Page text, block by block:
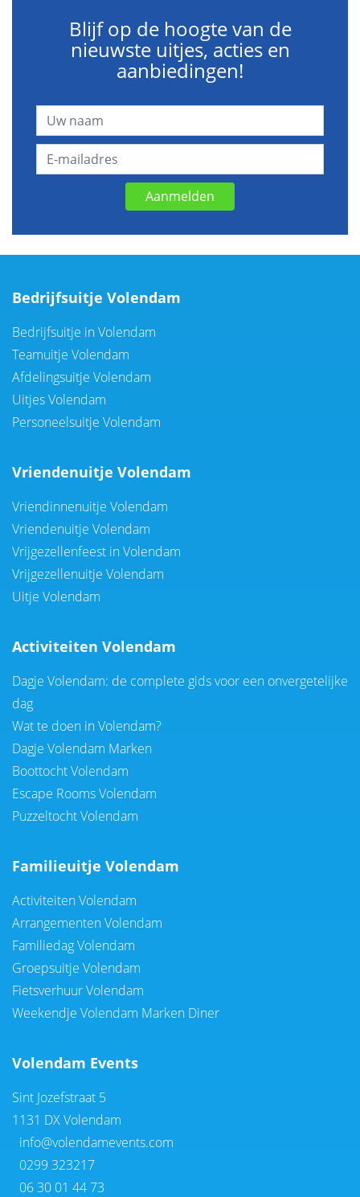
Blijf op de hoogte van de
nieuwste uitjes, acties en
aanbiedingen!
Aanmelden
Bedrijfsuitje Volendam
Bedrijfsuitje in Volendam
Teamuitje Volendam
Afdelingsuitje Volendam
Uitjes Volendam
Personeelsuitje Volendam
Vriendenuitje Volendam
Vriendinnenuitje Volendam
Vriendenuitje Volendam
Vrijgezellenfeest in Volendam
Vrijgezellenuitje Volendam
Uitje Volendam
Activiteiten Volendam
Dagje Volendam: de complete gids voor een onvergetelijke
dag
Wat te doen in Volendam?
Dagje Volendam Marken
Boottocht Volendam
Escape Rooms Volendam
Puzzeltocht Volendam
Familieuitje Volendam
Activiteiten Volendam
Arrangementen Volendam
Familiedag Volendam
Groepsuitje Volendam
Fietsverhuur Volendam
Weekendje Volendam Marken Diner
Volendam Events
Sint Jozefstraat 5
1131 DX Volendam
info@volendamevents.com
0299 323217
06 30 01 44 73